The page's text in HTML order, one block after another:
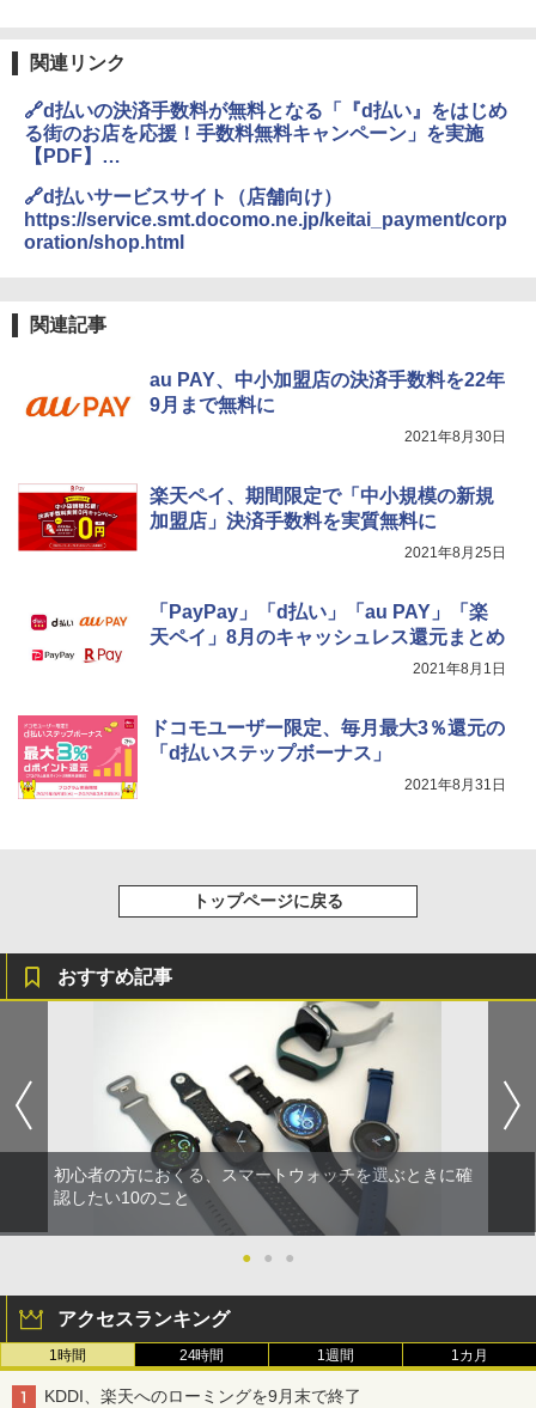
関連リンク
🔗d払いの決済手数料が無料となる「『d払い』をはじめ
る街のお店を応援！手数料無料キャンペーン」を実施
【PDF】
ease/topics_210831_03.pdf
🔗d払いサービスサイト（店舗向け）
https://service.smt.docomo.ne.jp/keitai_payment/corp
oration/shop.html
関連記事
au PAY、中小加盟店の決済手数料を22年
9月まで無料に
2021年8月30日
楽天ペイ、期間限定で「中小規模の新規
加盟店」決済手数料を実質無料に
2021年8月25日
「PayPay」「d払い」「au PAY」「楽
天ペイ」8月のキャッシュレス還元まとめ
2021年8月1日
ドコモユーザー限定、毎月最大3％還元の
「d払いステップボーナス」
2021年8月31日
トップページに戻る
おすすめ記事
初心者の方におくる、スマートウォッチを選ぶときに確
認したい10のこと
● ● ●
アクセスランキング
1時間 24時間 1週間 1カ月
KDDI、楽天へのローミングを9月末で終了